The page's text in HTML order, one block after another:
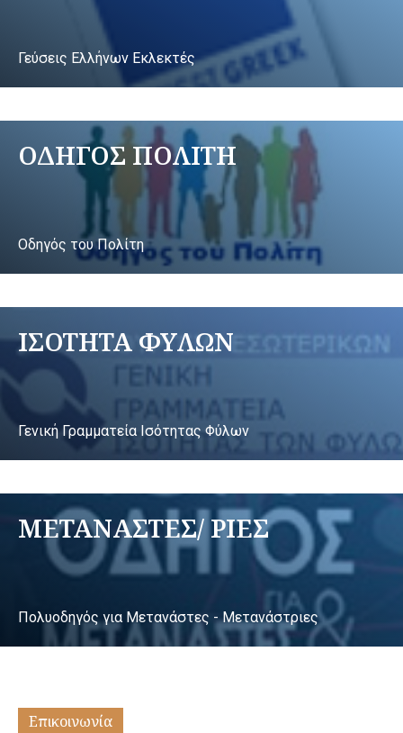
Γεύσεις Ελλήνων Εκλεκτές
ΟΔΗΓΟΣ ΠΟΛΙΤΗ
Οδηγός του Πολίτη
ΙΣΟΤΗΤΑ ΦΥΛΩΝ
Γενική Γραμματεία Ισότητας Φύλων
ΜΕΤΑΝΑΣΤΕΣ/ ΡΙΕΣ
Πολυοδηγός για Μετανάστες - Μετανάστριες
Επικοινωνία